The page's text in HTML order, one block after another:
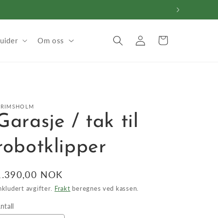
Om oss
Logg
inn
Handlekurv
/ tak til
NOK
avgifter. Frakt beregnes ved kassen.